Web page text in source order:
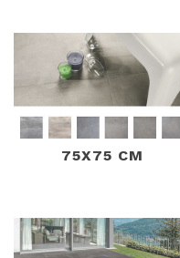
vrijblijvende offerte
product op “mijn
vragen of bent u nog
Reijmer Sierbestrating
75X75 CM